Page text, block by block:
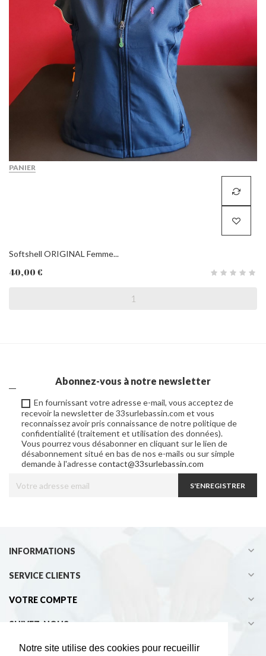
Notre site utilise des cookies pour recueillir
PANIER
Softshell ORIGINAL Femme...
40,00 €
Abonnez-vous à notre newsletter
En fournissant votre adresse e-mail, vous acceptez de
recevoir la newsletter de 33surlebassin.com et vous
reconnaissez avoir pris connaissance de notre politique de
confidentialité (traitement et utilisation des données).
Vous pourrez vous désabonner en cliquant sur le lien de
désabonnement situé en bas de nos e-mails ou sur simple
demande à l'adressecontact@33surlebassin.com
S'ENREGISTRER
INFORMATIONS 
SERVICE CLIENTS 
VOTRE COMPTE 
SUIVEZ-NOUS 